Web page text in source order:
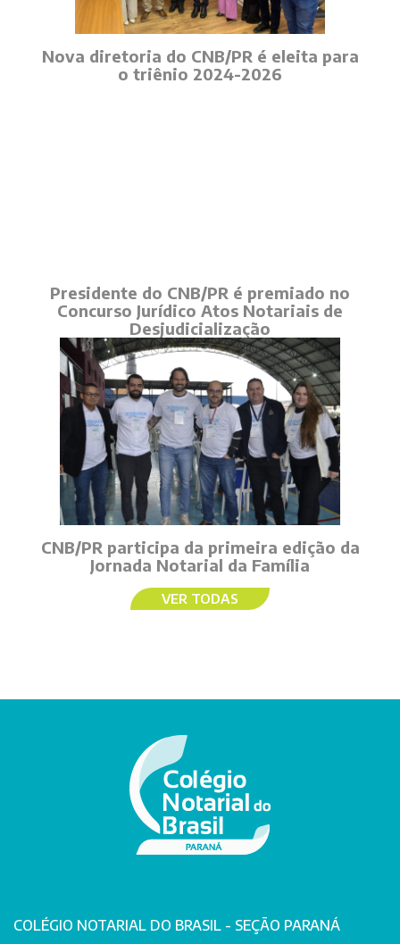
Nova diretoria do CNB/PR é eleita para
o triênio 2024-2026
Presidente do CNB/PR é premiado no
Concurso Jurídico Atos Notariais de
Desjudicialização
CNB/PR participa da primeira edição da
Jornada Notarial da Família
VER TODAS
COLÉGIO NOTARIAL DO BRASIL - SEÇÃO PARANÁ